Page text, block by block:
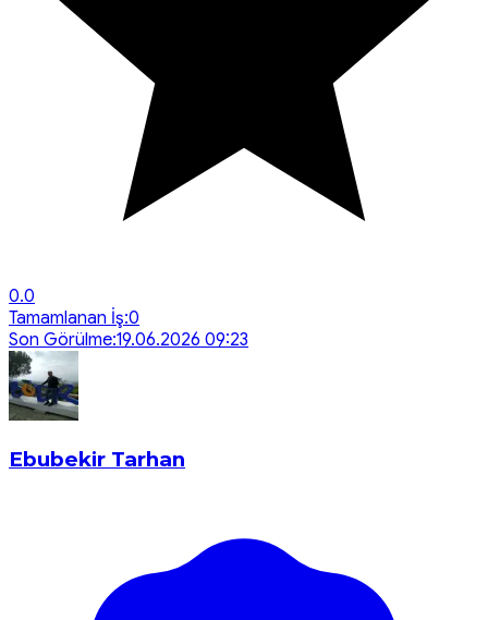
0.0
Tamamlanan İş:0
Son Görülme:19.06.2026 09:23
Ebubekir Tarhan